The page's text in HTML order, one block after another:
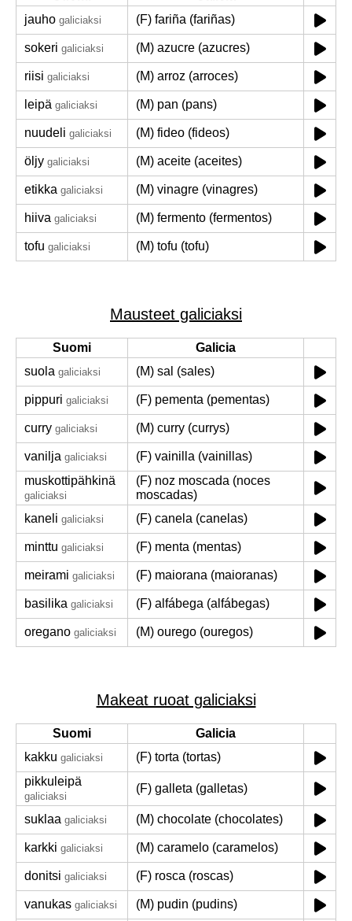
jauho galiciaksi (F) fariña (fariñas)
sokeri galiciaksi (M) azucre (azucres)
riisi galiciaksi (M) arroz (arroces)
leipä galiciaksi (M) pan (pans)
nuudeli galiciaksi (M) fideo (fideos)
öljy galiciaksi (M) aceite (aceites)
etikka galiciaksi (M) vinagre (vinagres)
hiiva galiciaksi (M) fermento (fermentos)
tofu galiciaksi (M) tofu (tofu)
Mausteet galiciaksi
Suomi
Galicia
suola galiciaksi (M) sal (sales)
pippuri galiciaksi (F) pementa (pementas)
curry galiciaksi (M) curry (currys)
vanilja galiciaksi
(F) vainilla (vainillas)
muskottipähkinä
galiciaksi
(F) noz moscada (noces
moscadas)
kaneli galiciaksi (F) canela (canelas)
minttu galiciaksi (F) menta (mentas)
meirami galiciaksi (F) maiorana (maioranas)
basilika galiciaksi (F) alfábega (alfábegas)
oregano galiciaksi (M) ourego (ouregos)
Makeat ruoat galiciaksi
Suomi
Galicia
kakku galiciaksi
(F) torta (tortas)
pikkuleipä
galiciaksi
(F) galleta (galletas)
suklaa galiciaksi (M) chocolate (chocolates)
karkki galiciaksi (M) caramelo (caramelos)
donitsi galiciaksi (F) rosca (roscas)
vanukas galiciaksi
(M) pudin (pudins)